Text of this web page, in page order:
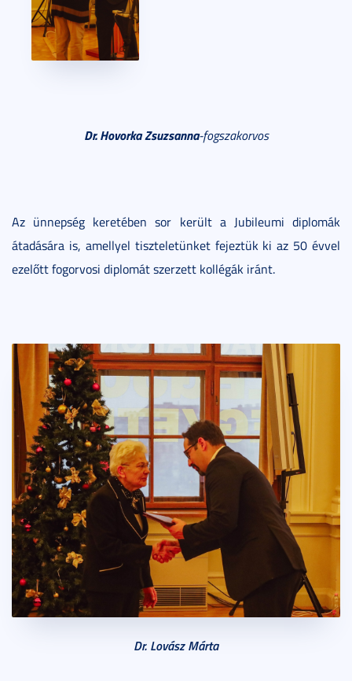
Dr. Hovorka Zsuzsanna-fogszakorvos
Az ünnepség keretében sor került a Jubileumi diplomák
átadására is, amellyel tiszteletünket fejeztük ki az 50 évvel
ezelőtt fogorvosi diplomát szerzett kollégák iránt.
Dr. Lovász Márta